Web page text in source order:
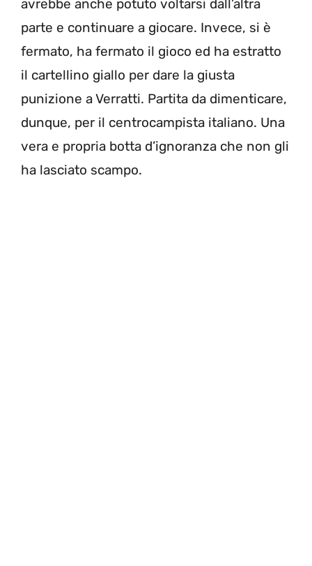
avrebbe anche potuto voltarsi dall’altra
parte e continuare a giocare. Invece, si è
fermato, ha fermato il gioco ed ha estratto
il cartellino giallo per dare la giusta
punizione a Verratti. Partita da dimenticare,
dunque, per il centrocampista italiano. Una
vera e propria botta d’ignoranza che non gli
ha lasciato scampo.